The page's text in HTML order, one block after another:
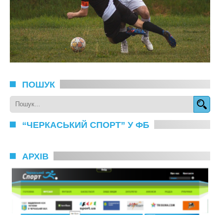
ПОШУК
“ЧЕРКАСЬКИЙ СПОРТ” У ФБ
АРХІВ